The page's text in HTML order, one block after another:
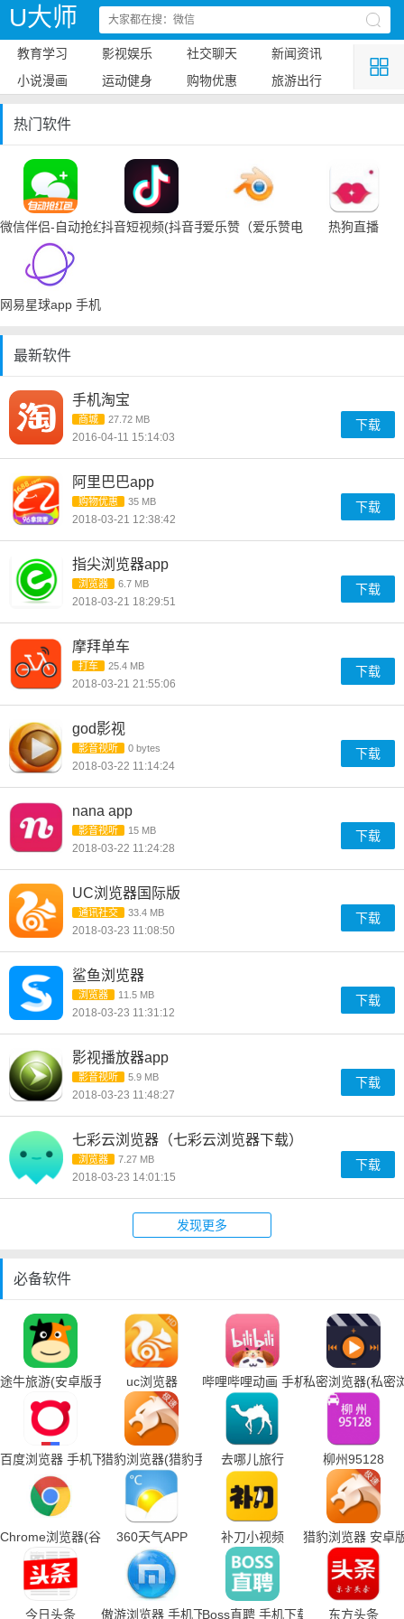
U大师
教育学习 影视娱乐 社交聊天
新闻资讯
小说漫画
运动健身 购物优惠 旅游出行
热门软件
微信伴侣-自动抢红包抖音短视频(抖音手机下载)爱乐赞（爱乐赞电脑手机下载）
热狗直播
网易星球app 手机下载
最新软件
手机淘宝
商城 27.72 MB
2016-04-11 15:14:03
下载
阿里巴巴app
购物优惠 35 MB
2018-03-21 12:38:42
下载
指尖浏览器app
浏览器 6.7 MB
2018-03-21 18:29:51
下载
摩拜单车
打车 25.4 MB
2018-03-21 21:55:06
下载
god影视
影音视听 0 bytes
2018-03-22 11:14:24
下载
nana app
影音视听 15 MB
2018-03-22 11:24:28
下载
UC浏览器国际版
通讯社交 33.4 MB
2018-03-23 11:08:50
下载
鲨鱼浏览器
浏览器 11.5 MB
2018-03-23 11:31:12
下载
影视播放器app
影音视听 5.9 MB
2018-03-23 11:48:27
下载
七彩云浏览器（七彩云浏览器下载）
浏览器 7.27 MB
2018-03-23 14:01:15
下载
发现更多
必备软件
途牛旅游(安卓版手机下载)uc浏览器 哔哩哔哩动画 手机下载私密浏览器(私密
百度浏览器 手机下载猎豹浏览器(猎豹手机浏览器下载)
去哪儿旅行 柳州95128
Chrome浏览器(谷歌浏览器手机下载)
360天气APP 补刀小视频 猎豹浏览器 安卓
今日头条 傲游浏览器 手机下载Boss直聘 手机下载 东方头条